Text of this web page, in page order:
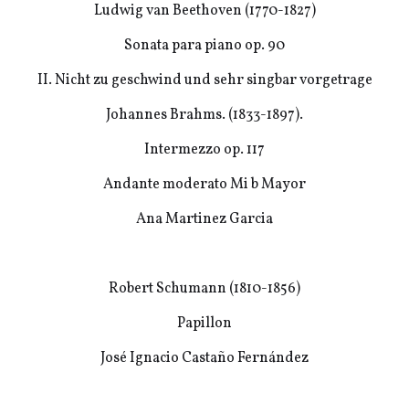
Ludwig van Beethoven (1770-1827)
Sonata para piano op. 90
II. Nicht zu geschwind und sehr singbar vorgetrage
Johannes Brahms. (1833-1897).
Intermezzo op. 117
Andante moderato Mi b Mayor
Ana Martinez Garcia
Robert Schumann (1810-1856)
Papillon
José Ignacio Castaño Fernández